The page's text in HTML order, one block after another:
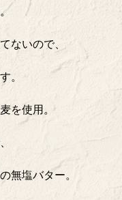
ないので、
。
を使用。
無塩バター。